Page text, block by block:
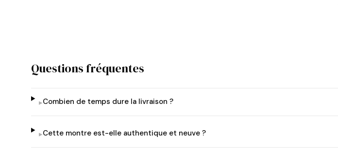
Questions fréquentes
▸Combien de temps dure la livraison ?
▸Cette montre est-elle authentique et neuve ?